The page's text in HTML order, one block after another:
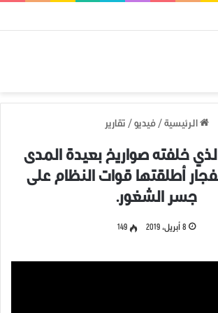
رمز النضال ووحدة الهدف
الرئيسية / فيديو / تقارير
خلفته صواريخ بعيدة المدى
أطلقتها قوات النظام على
جسر الشغور.
8 أبريل، 2019 149